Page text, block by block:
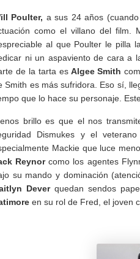
Poulter, a sus 24 años
como el villano del film.
al que Poulter le pilla
ni un aspaviento de cara a
de la tarta esAlgee Smith
Smith es más sufridora. Eso sí,
que lo hace su personaje.
brillo es que el nos
Dismukes y el
Mackie que luce
Reynorcomo los agentes
su mando y dominación
Deverquedan sendos
en su rol de Fred, el joven